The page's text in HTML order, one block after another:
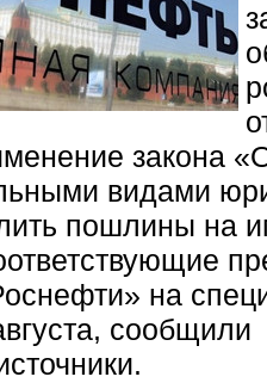
закона
видами
пошлины на
на